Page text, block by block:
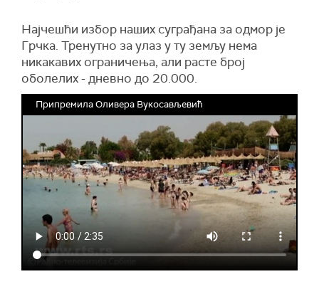
Најчешћи избор наших суграђана за одмор је
Грчка. Тренутно за улаз у ту земљу нема
никакавих ограничења, али расте број
оболелих - дневно до 20.000.
Припремила Оливера Вукосављевић